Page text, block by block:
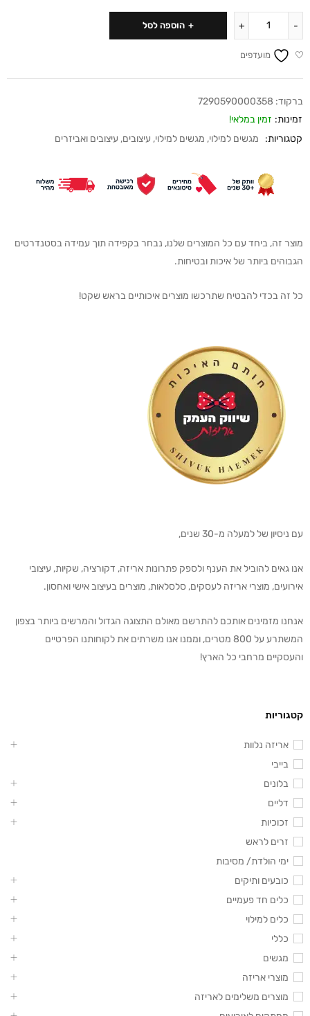
הוספה לסל
מועדפים
ברקוד: 7290590000358
זמינות: זמין במלאי!
קטגוריות:
מגשים למילוי, מגשים למילוי, עיצובים, עיצובים ואביזרים
מוצר זה, ביחד עם כל המוצרים שלנו, נבחר בקפידה תוך עמידה בסטנדרטים
הגבוהים ביותר של איכות ובטיחות.
כל זה בכדי להבטיח שתרכשו מוצרים איכותיים בראש שקט!
עם ניסיון של למעלה מ-30 שנים,
אנו גאים להוביל את הענף ולספק פתרונות אריזה, דקורציה, שקיות, עיצובי
אירועים, מוצרי אריזה לעסקים, סלסלאות, מוצרים בעיצוב אישי ואחסון.
אנחנו מזמינים אותכם להתרשם מאולם התצוגה הגדול והמרשים ביותר בצפון
המשתרע על 800 מטרים, וממנו אנו משרתים את לקוחותנו הפרטיים
והעסקיים מרחבי כל הארץ!
קטגוריות
אריזה נלוות
בייבי
בלונים
דליים
זכוכיות
זרים לראש
ימי הולדת/ מסיבות
כובעים ותיקים
כלים חד פעמיים
כלים למילוי
כללי
מגשים
מוצרי אריזה
מוצרים משלימים לאריזה